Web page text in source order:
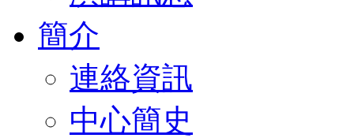
簡介
連絡資訊
中心簡史